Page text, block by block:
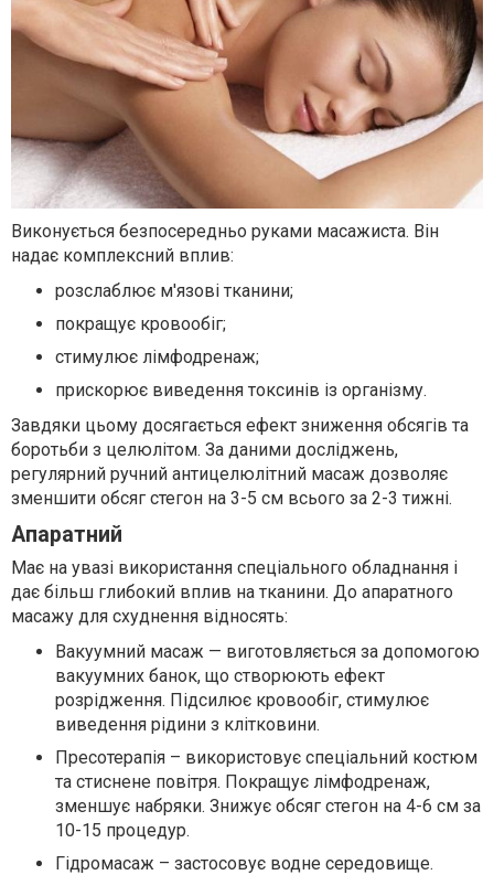
Виконується безпосередньо руками масажиста. Він
надає комплексний вплив:
розслаблює м'язові тканини;
покращує кровообіг;
стимулює лімфодренаж;
прискорює виведення токсинів із організму.
Завдяки цьому досягається ефект зниження обсягів та
боротьби з целюлітом. За даними досліджень,
регулярний ручний антицелюлітний масаж дозволяє
зменшити обсяг стегон на 3-5 см всього за 2-3 тижні.
Апаратний
Має на увазі використання спеціального обладнання і
дає більш глибокий вплив на тканини. До апаратного
масажу для схуднення відносять:
Вакуумний масаж — виготовляється за допомогою
вакуумних банок, що створюють ефект
розрідження. Підсилює кровообіг, стимулює
виведення рідини з клітковини.
Пресотерапія – використовує спеціальний костюм
та стиснене повітря. Покращує лімфодренаж,
зменшує набряки. Знижує обсяг стегон на 4-6 см за
10-15 процедур.
Гідромасаж – застосовує водне середовище.